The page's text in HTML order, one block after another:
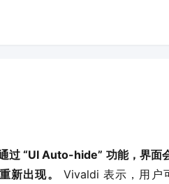
过 “UI Auto-hide” 功能，界面
新出现。
Vivaldi 表示，用户